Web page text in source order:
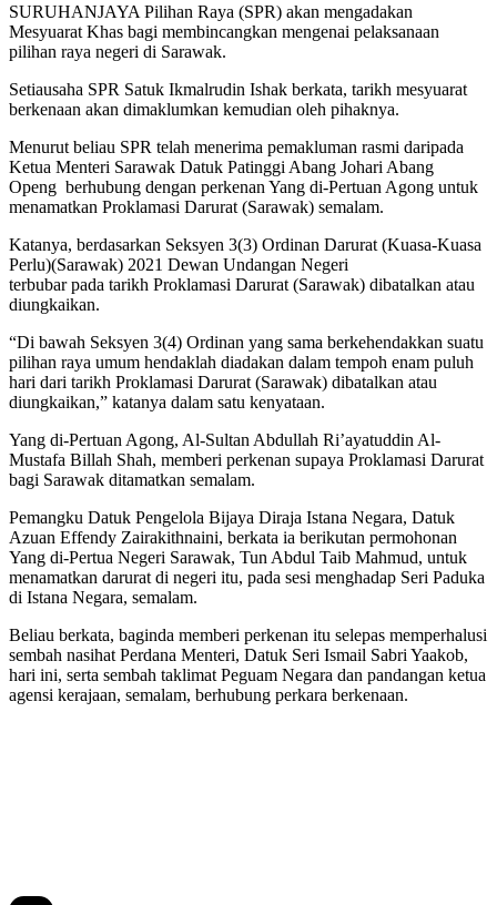
SURUHANJAYA Pilihan Raya (SPR) akan mengadakan
Mesyuarat Khas bagi membincangkan mengenai pelaksanaan
pilihan raya negeri di Sarawak.
Setiausaha SPR Satuk Ikmalrudin Ishak berkata, tarikh mesyuarat
berkenaan akan dimaklumkan kemudian oleh pihaknya.
Menurut beliau SPR telah menerima pemakluman rasmi daripada
Ketua Menteri Sarawak Datuk Patinggi Abang Johari Abang
Openg berhubung dengan perkenan Yang di-Pertuan Agong untuk
menamatkan Proklamasi Darurat (Sarawak) semalam.
Katanya, berdasarkan Seksyen 3(3) Ordinan Darurat (Kuasa-Kuasa
Perlu)(Sarawak) 2021 Dewan Undangan Negeri
terbubar pada tarikh Proklamasi Darurat (Sarawak) dibatalkan atau
diungkaikan.
“Di bawah Seksyen 3(4) Ordinan yang sama berkehendakkan suatu
pilihan raya umum hendaklah diadakan dalam tempoh enam puluh
hari dari tarikh Proklamasi Darurat (Sarawak) dibatalkan atau
diungkaikan,” katanya dalam satu kenyataan.
Yang di-Pertuan Agong, Al-Sultan Abdullah Ri’ayatuddin Al-
Mustafa Billah Shah, memberi perkenan supaya Proklamasi Darurat
bagi Sarawak ditamatkan semalam.
Pemangku Datuk Pengelola Bijaya Diraja Istana Negara, Datuk
Azuan Effendy Zairakithnaini, berkata ia berikutan permohonan
Yang di-Pertua Negeri Sarawak, Tun Abdul Taib Mahmud, untuk
menamatkan darurat di negeri itu, pada sesi menghadap Seri Paduka
di Istana Negara, semalam.
Beliau berkata, baginda memberi perkenan itu selepas memperhalusi
sembah nasihat Perdana Menteri, Datuk Seri Ismail Sabri Yaakob,
hari ini, serta sembah taklimat Peguam Negara dan pandangan ketua
agensi kerajaan, semalam, berhubung perkara berkenaan.